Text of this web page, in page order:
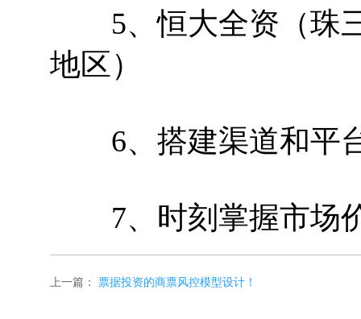
5、恒大全资（珠三
地区）
6、搭建渠道和平
7、时刻掌握市场价
上一篇： 票据投资的商票风控模型设计！